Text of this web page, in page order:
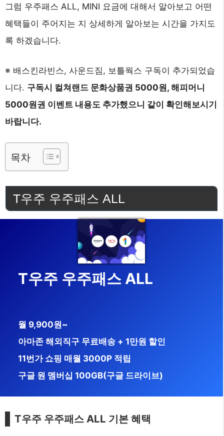
그럼 우주패스 ALL, MINI 요금에 대해서 알아보고 어떤
혜택들이 주어지는 지 상세하게 알아보는 시간을 가지도
록 하겠습니다.
※ 배스킨라빈스, 사운드짐, 보틀웍스 구독이 추가되었습
니다. 구독시 컬쳐랜드 문화상품권 5000원, 해피머니
5000원권 이벤트 내용도 추가했으니 같이 확인해보시기
바랍니다.
목차
T우주 우주패스 ALL
T우주 우주패스 ALL
월 9,900원~
아마존 해외직구 무료배송 + 1만원 할인
11번가 쇼핑 매월 3000P 적립
구글 원 멤버십 100GB(구글 드라이브)
T우주 우주패스 ALL 기본 혜택